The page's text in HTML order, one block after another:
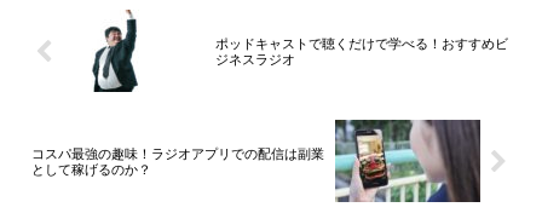
ポッドキャストで聴くだけで学べる！おすすめビ
ジネスラジオ
コスパ最強の趣味！ラジオアプリでの配信は副業
として稼げるのか？